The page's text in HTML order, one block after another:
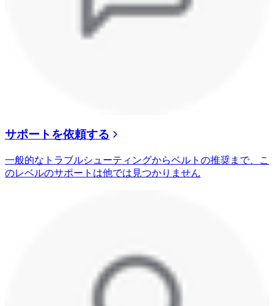
サポートを依頼する
一般的なトラブルシューティングからベルトの推奨まで、こ
のレベルのサポートは他では見つかりません